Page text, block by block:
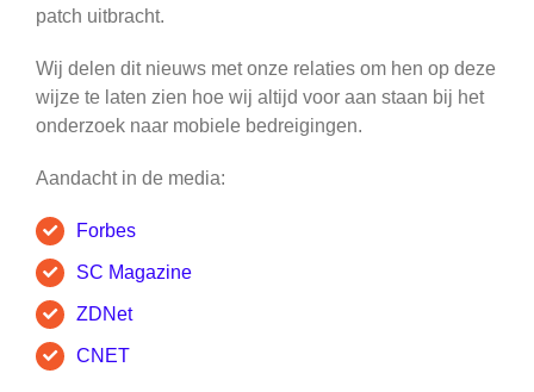
patch uitbracht.
Wij delen dit nieuws met onze relaties om hen op deze
wijze te laten zien hoe wij altijd voor aan staan bij het
onderzoek naar mobiele bedreigingen.
Aandacht in de media:
Forbes
SC Magazine
ZDNet
CNET